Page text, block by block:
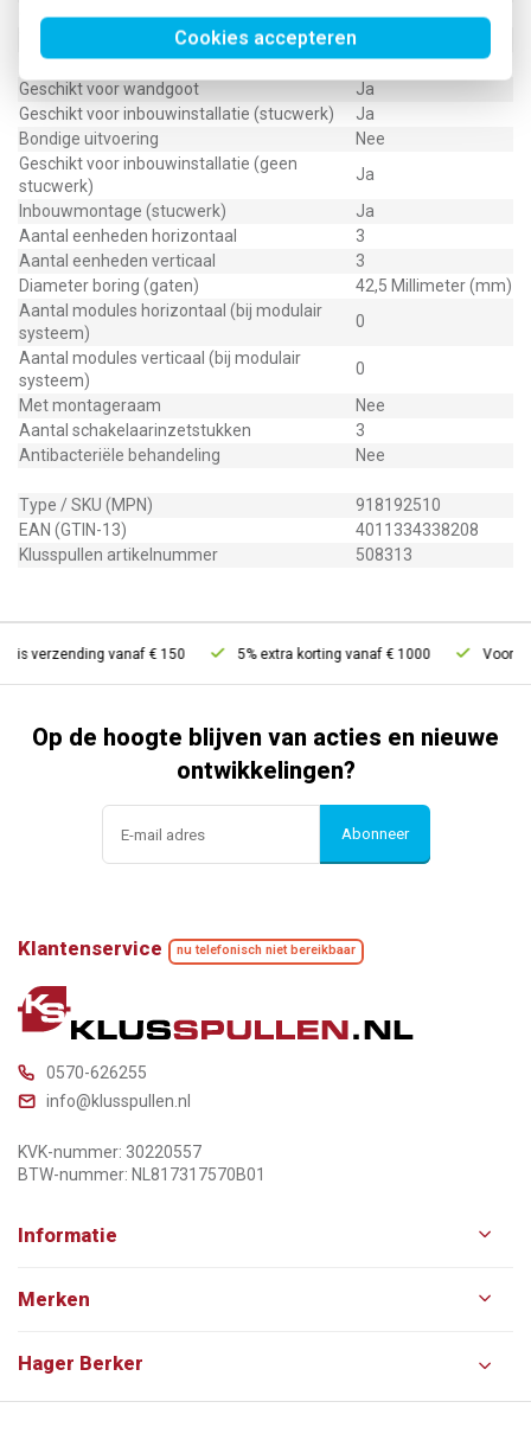
Cookies accepteren
Geschikt voor vloerpot
Nee
Uitvoering oppervlakte
Glanzend
Geschikt voor wandgoot
Ja
Geschikt voor inbouwinstallatie (stucwerk)
Ja
Bondige uitvoering
Nee
Geschikt voor inbouwinstallatie (geen
stucwerk)
Ja
Inbouwmontage (stucwerk)
Ja
Aantal eenheden horizontaal
3
Aantal eenheden verticaal
3
Diameter boring (gaten)
42,5 Millimeter (mm)
Aantal modules horizontaal (bij modulair
systeem)
0
Aantal modules verticaal (bij modulair
systeem)
0
Met montageraam
Nee
Aantal schakelaarinzetstukken
3
Antibacteriële behandeling
Nee
Type / SKU (MPN)
918192510
EAN (GTIN-13)
4011334338208
Klusspullen artikelnummer
508313
verzending vanaf € 150 5% extra korting vanaf € 1000 Voor
Op de hoogte blijven van acties en nieuwe
ontwikkelingen?
Abonneer
Klantenservice nu telefonisch niet bereikbaar
0570-626255
info@klusspullen.nl
KVK-nummer: 30220557
BTW-nummer: NL817317570B01
Informatie
Merken
Hager Berker